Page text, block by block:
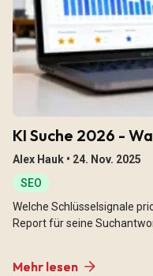
KI Suche 2026 -
Alex Hauk • 24. Nov. 2025
SEO
Welche Schlüsselsignale
Report für seine
Mehr lesen